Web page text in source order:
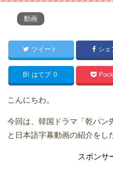
動画
ツイート シェ
B! はてブ 0
こんにちわ。
今回は、韓国ドラマ「乾パン
と日本語字幕動画の紹介をし
スポンサ